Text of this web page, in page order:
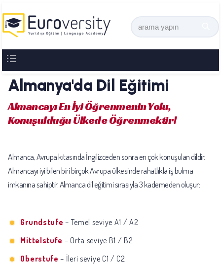
Almanya'da Dil Eğitimi
Almancayı En İyi Öğrenmenin Yolu,
Konuşulduğu Ülkede Öğrenmektir!
Almanca, Avrupa kıtasında İngilizceden sonra en çok konuşulan dildir.
Almancayı iyi bilen biri birçok Avrupa ülkesinde rahatlıkla iş bulma
imkanına sahiptir. Almanca dil eğitimi sırasıyla 3 kademeden oluşur:
Grundstufe – Temel seviye A1 / A2
Mittelstufe – Orta seviye B1 / B2
Oberstufe – İleri seviye C1 / C2